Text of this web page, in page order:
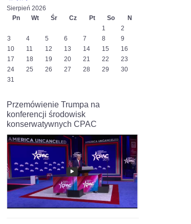
Sierpień 2026
Pn
Wt Śr Cz Pt So
N
1
2
3
4 5 6 7 8
9
10
11 12 13 14 15
16
17
18 19 20 21 22
23
24
25 26 27 28 29
30
31
Przemówienie Trumpa na
konferencji środowisk
konserwatywnych CPAC